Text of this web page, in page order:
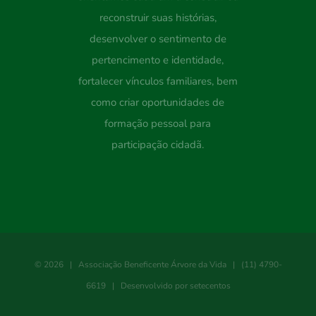
reconstruir suas histórias,
desenvolver o sentimento de
pertencimento e identidade,
fortalecer vínculos familiares, bem
como criar oportunidades de
formação pessoal para
participação cidadã.
© 2026 | Associação Beneficente Árvore da Vida| (11) 4790-
6619 | Desenvolvido por setecentos